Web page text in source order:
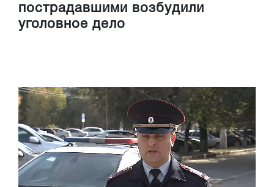
пострадавшими возбудили
уголовное дело